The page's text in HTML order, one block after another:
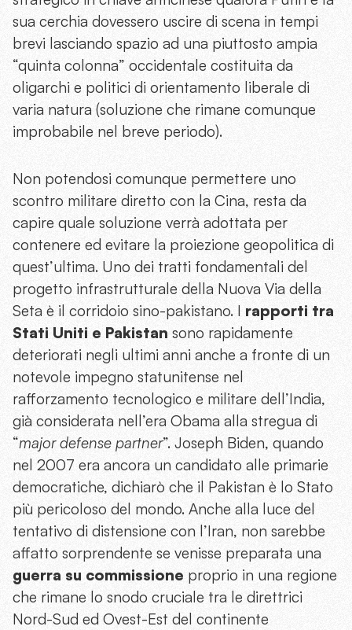
sua cerchia dovessero uscire di scena in tempi
brevi lasciando spazio ad una piuttosto ampia
“quinta colonna” occidentale costituita da
oligarchi e politici di orientamento liberale di
varia natura (soluzione che rimane comunque
improbabile nel breve periodo).
Non potendosi comunque permettere uno
scontro militare diretto con la Cina, resta da
capire quale soluzione verrà adottata per
contenere ed evitare la proiezione geopolitica di
quest’ultima. Uno dei tratti fondamentali del
progetto infrastrutturale della Nuova Via della
Seta è il corridoio sino-pakistano. I rapporti tra
Stati Uniti e Pakistan sono rapidamente
deteriorati negli ultimi anni anche a fronte di un
notevole impegno statunitense nel
rafforzamento tecnologico e militare dell’India,
già considerata nell’era Obama alla stregua di
“major defense partner”. Joseph Biden, quando
nel 2007 era ancora un candidato alle primarie
democratiche, dichiarò che il Pakistan è lo Stato
più pericoloso del mondo. Anche alla luce del
tentativo di distensione con l’Iran, non sarebbe
affatto sorprendente se venisse preparata una
guerra su commissione proprio in una regione
che rimane lo snodo cruciale tra le direttrici
Nord-Sud ed Ovest-Est del continente